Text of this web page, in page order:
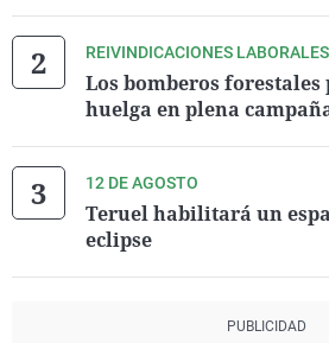
REIVINDICACIONES LABORALES
Los bomberos
huelga en plena
12 DE AGOSTO
Teruel habilitará un
eclipse